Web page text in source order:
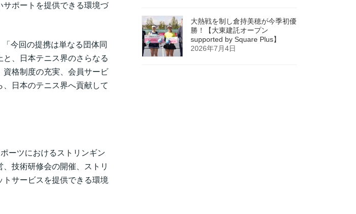
ポートを提供できる環境づ
今回の提携は単なる団体同
、日本テニス界のさらなる
格制度の充実、会員サービ
日本のテニス界へ貢献して
ーツにおけるストリンギン
技術研修会の開催、ストリ
サービスを提供できる環境
大熱戦を制し倉持美穂が今季初優
勝！【大東建託オープン
supported by Square Plus】
2026年7月4日